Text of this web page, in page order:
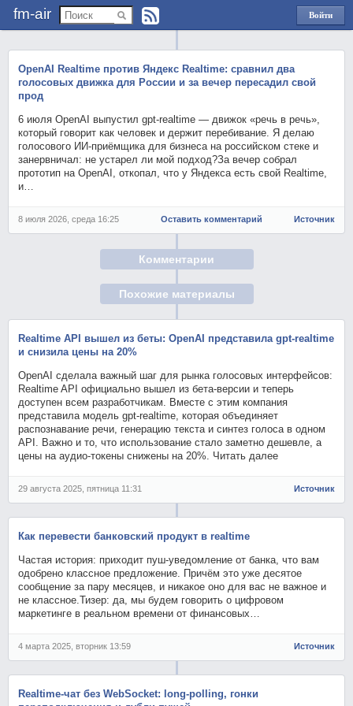
fm-air
Войти
через
OpenAI Realtime против Яндекс Realtime: сравнил два
голосовых движка для России и за вечер пересадил свой
прод
6 июля OpenAI выпустил gpt-realtime — движок «речь в речь»,
который говорит как человек и держит перебивание. Я делаю
голосового ИИ-приёмщика для бизнеса на российском стеке и
занервничал: не устарел ли мой подход?За вечер собрал
прототип на OpenAI, откопал, что у Яндекса есть свой Realtime,
и…
8 июля 2026, среда 16:25 Оставить комментарий Источник
Комментарии
Похожие материалы
Realtime API вышел из беты: OpenAI представила gpt-realtime
и снизила цены на 20%
OpenAI сделала важный шаг для рынка голосовых интерфейсов:
Realtime API официально вышел из бета-версии и теперь
доступен всем разработчикам. Вместе с этим компания
представила модель gpt-realtime, которая объединяет
распознавание речи, генерацию текста и синтез голоса в одном
API. Важно и то, что использование стало заметно дешевле, а
цены на аудио-токены снижены на 20%. Читать далее
29 августа 2025, пятница 11:31 Источник
Как перевести банковский продукт в realtime
Частая история: приходит пуш-уведомление от банка, что вам
одобрено классное предложение. Причём это уже десятое
сообщение за пару месяцев, и никакое оно для вас не важное и
не классное.Тизер: да, мы будем говорить о цифровом
маркетинге в реальном времени от финансовых…
4 марта 2025, вторник 13:59 Источник
Realtime-чат без WebSocket: long-polling, гонки